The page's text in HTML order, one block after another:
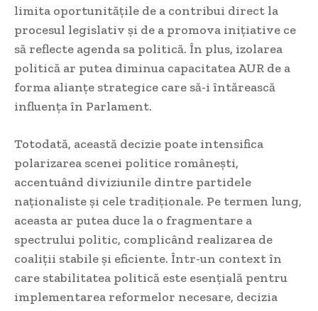
limita oportunitățile de a contribui direct la
procesul legislativ și de a promova inițiative ce
să reflecte agenda sa politică. În plus, izolarea
politică ar putea diminua capacitatea AUR de a
forma alianțe strategice care să-i întărească
influența în Parlament.
Totodată, această decizie poate intensifica
polarizarea scenei politice românești,
accentuând diviziunile dintre partidele
naționaliste și cele tradiționale. Pe termen lung,
aceasta ar putea duce la o fragmentare a
spectrului politic, complicând realizarea de
coaliții stabile și eficiente. Într-un context în
care stabilitatea politică este esențială pentru
implementarea reformelor necesare, decizia